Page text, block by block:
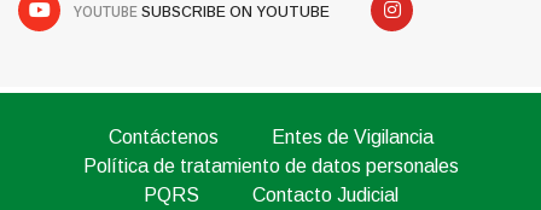
YOUTUBE SUBSCRIBE ON YOUTUBE
Contáctenos
Entes de Vigilancia
Política de tratamiento de datos personales
PQRS
Contacto Judicial